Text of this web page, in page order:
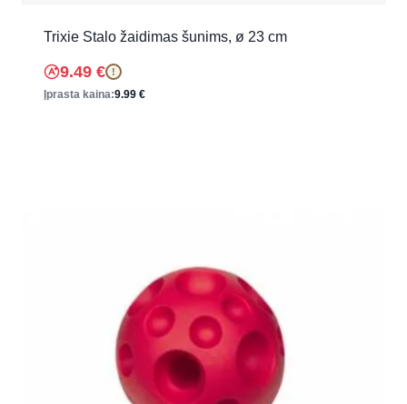
Trixie Stalo žaidimas šunims, ø 23 cm
9.49 € !
Įprasta kaina:9.99 €